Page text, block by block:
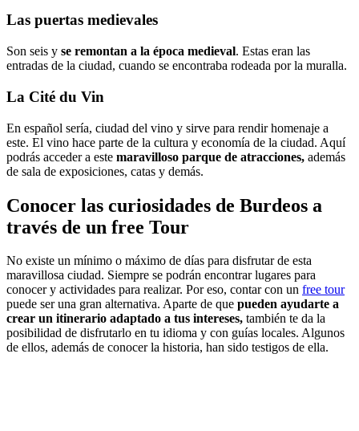
Las puertas medievales
Son seis y se remontan a la época medieval. Estas eran las
entradas de la ciudad, cuando se encontraba rodeada por la muralla.
La Cité du Vin
En español sería, ciudad del vino y sirve para rendir homenaje a
este. El vino hace parte de la cultura y economía de la ciudad. Aquí
podrás acceder a este maravilloso parque de atracciones, además
de sala de exposiciones, catas y demás.
Conocer las curiosidades de Burdeos a
través de un free Tour
No existe un mínimo o máximo de días para disfrutar de esta
maravillosa ciudad. Siempre se podrán encontrar lugares para
conocer y actividades para realizar. Por eso, contar con un free tour
puede ser una gran alternativa. Aparte de que pueden ayudarte a
crear un itinerario adaptado a tus intereses, también te da la
posibilidad de disfrutarlo en tu idioma y con guías locales. Algunos
de ellos, además de conocer la historia, han sido testigos de ella.